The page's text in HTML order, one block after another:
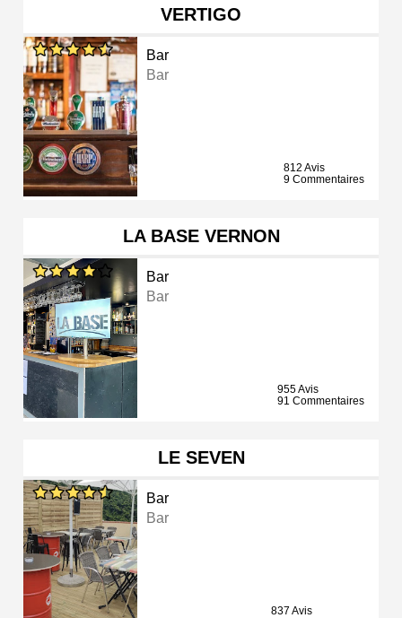
VERTIGO
Bar
Bar
812 Avis
9 Commentaires
LA BASE VERNON
Bar
Bar
955 Avis
91 Commentaires
LE SEVEN
Bar
Bar
837 Avis